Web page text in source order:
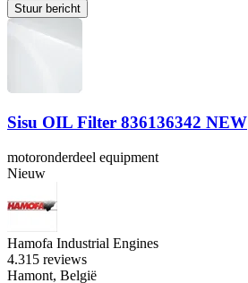
Stuur bericht
Sisu OIL Filter 836136342 NEW
motoronderdeel equipment
Nieuw
Hamofa Industrial Engines
4.315 reviews
Hamont, België